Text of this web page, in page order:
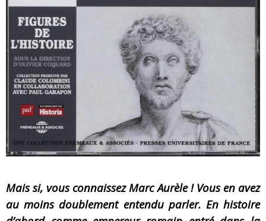
« Le Vent dand les Saules » - Une Belle Histoire !
« Damn Them All » - Un duo de Choc !
« WOLF-MAN / Integrale Tomes 1 et 2 » - Cruelle Vengeance !
Mais si, vous connaissez Marc Aurèle ! Vous en avez
au moins doublement entendu parler. En histoire